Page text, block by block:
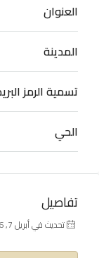
العنوان
المدينة
تسمية الرمز
الحي
تفاصيل
تحديث في أبريل 7, 2026 في 3:02 ص